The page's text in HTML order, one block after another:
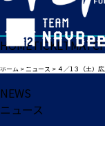
HOMETICKET
ホーム >ニュース > ４／1３（土）
NEWS
ニュース